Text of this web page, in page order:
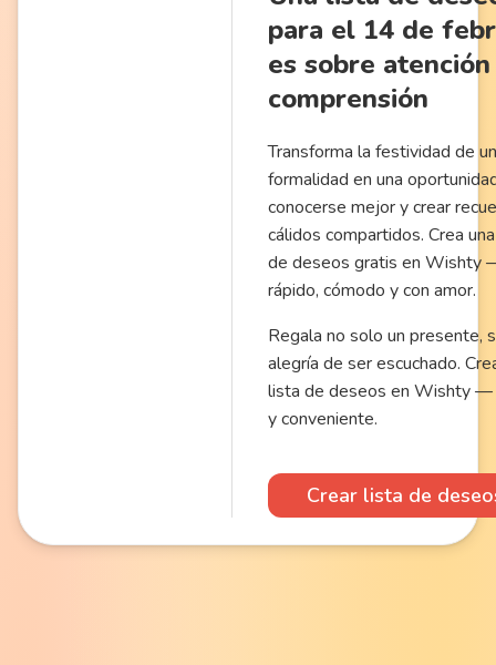
para el 14 de
es sobre
comprensión
Transforma la festividad de
formalidad en una
conocerse mejor y crear
cálidos compartidos. Crea
de deseos gratis en Wishty
rápido, cómodo y con amor.
Regala no solo un presente,
alegría de ser escuchado.
lista de deseos en Wishty —
y conveniente.
Crear lista de